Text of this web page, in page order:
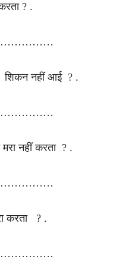
? .
नहीं आई ? .
नहीं करता ? .
करता ? .